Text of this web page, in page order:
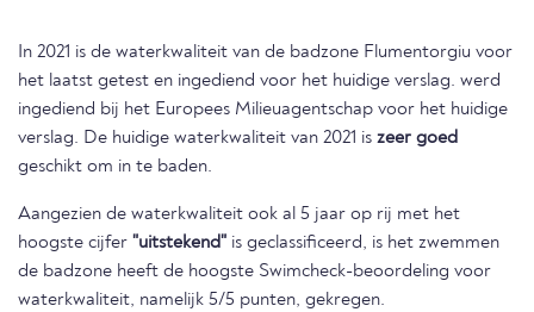
In 2021 is de waterkwaliteit van de badzone Flumentorgiu voor
het laatst getest en ingediend voor het huidige verslag. werd
ingediend bij het Europees Milieuagentschap voor het huidige
verslag. De huidige waterkwaliteit van 2021 is zeer goed
geschikt om in te baden.
Aangezien de waterkwaliteit ook al 5 jaar op rij met het
hoogste cijfer "uitstekend" is geclassificeerd, is het zwemmen
de badzone heeft de hoogste Swimcheck-beoordeling voor
waterkwaliteit, namelijk 5/5 punten, gekregen.